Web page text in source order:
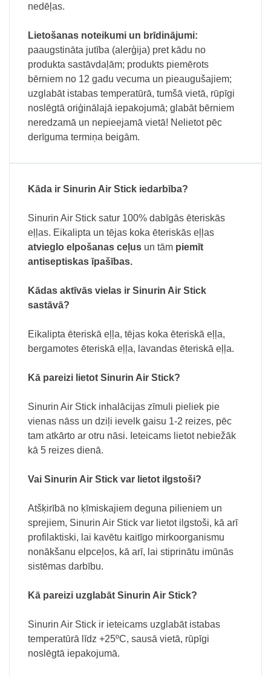
nedēļas.
Lietošanas noteikumi un brīdinājumi:
paaugstināta jutība (alerģija) pret kādu no
produkta sastāvdaļām; produkts piemērots
bērniem no 12 gadu vecuma un pieaugušajiem;
uzglabāt istabas temperatūrā, tumšā vietā, rūpīgi
noslēgtā oriģinālajā iepakojumā; glabāt bērniem
neredzamā un nepieejamā vietā! Nelietot pēc
derīguma termiņa beigām.
Kāda ir Sinurin Air Stick iedarbība?
Sinurin Air Stick satur 100% dabīgās ēteriskās
eļļas. Eikalipta un tējas koka ēteriskās eļļas
atvieglo elpošanas ceļus un tām piemīt
antiseptiskas īpašības.
Kādas aktīvās vielas ir Sinurin Air Stick
sastāvā?
Eikalipta ēteriskā eļļa, tējas koka ēteriskā eļļa,
bergamotes ēteriskā eļļa, lavandas ēteriskā eļļa.
Kā pareizi lietot Sinurin Air Stick?
Sinurin Air Stick inhalācijas zīmuli pieliek pie
vienas nāss un dziļi ievelk gaisu 1-2 reizes, pēc
tam atkārto ar otru nāsi. Ieteicams lietot nebiežāk
kā 5 reizes dienā.
Vai Sinurin Air Stick var lietot ilgstoši?
Atšķirībā no ķīmiskajiem deguna pilieniem un
sprejiem, Sinurin Air Stick var lietot ilgstoši, kā arī
profilaktiski, lai kavētu kaitīgo mirkoorganismu
nonākšanu elpceļos, kā arī, lai stiprinātu imūnās
sistēmas darbību.
Kā pareizi uzglabāt Sinurin Air Stick?
Sinurin Air Stick ir ieteicams uzglabāt istabas
temperatūrā līdz +25ºC, sausā vietā, rūpīgi
noslēgtā iepakojumā.